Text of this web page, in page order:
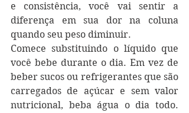
e consistência, você vai sentir a
diferença em sua dor na coluna
quando seu peso diminuir.
Comece substituindo o líquido que
você bebe durante o dia. Em vez de
beber sucos ou refrigerantes que são
carregados de açúcar e sem valor
nutricional, beba água o dia todo.